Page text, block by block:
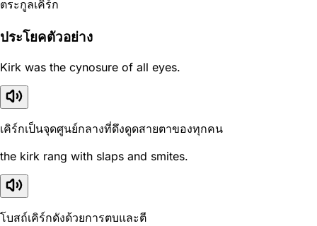
ตระกูลเคิร์ก
ประโยคตัวอย่าง
Kirk was the cynosure of all eyes.
เคิร์กเป็นจุดศูนย์กลางที่ดึงดูดสายตาของทุกคน
the kirk rang with slaps and smites.
โบสถ์เคิร์กดังด้วยการตบและตี